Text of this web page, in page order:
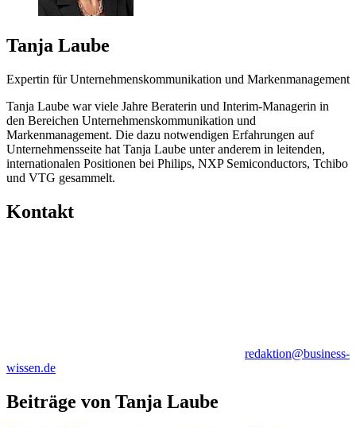
Tanja Laube
Expertin für Unternehmenskommunikation und Markenmanagement
Tanja Laube war viele Jahre Beraterin und Interim-Managerin in
den Bereichen Unternehmenskommunikation und
Markenmanagement. Die dazu notwendigen Erfahrungen auf
Unternehmensseite hat Tanja Laube unter anderem in leitenden,
internationalen Positionen bei Philips, NXP Semiconductors, Tchibo
und VTG gesammelt.
Kontakt
redaktion@business-
wissen.de
Beiträge von Tanja Laube